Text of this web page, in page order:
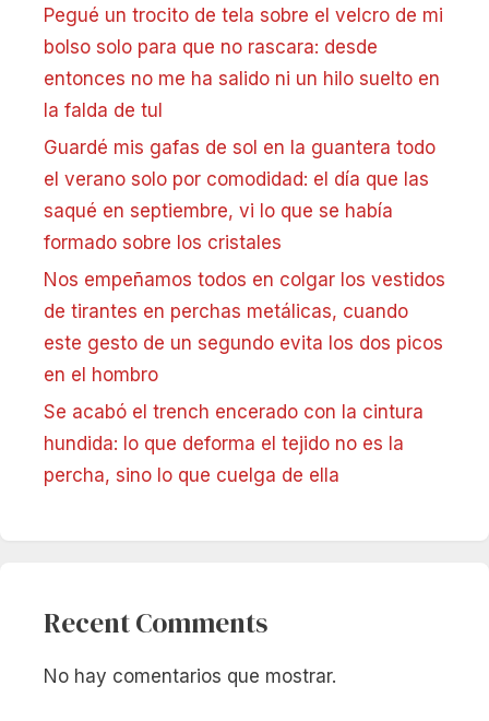
Pegué un trocito de tela sobre el velcro de mi
bolso solo para que no rascara: desde
entonces no me ha salido ni un hilo suelto en
la falda de tul
Guardé mis gafas de sol en la guantera todo
el verano solo por comodidad: el día que las
saqué en septiembre, vi lo que se había
formado sobre los cristales
Nos empeñamos todos en colgar los vestidos
de tirantes en perchas metálicas, cuando
este gesto de un segundo evita los dos picos
en el hombro
Se acabó el trench encerado con la cintura
hundida: lo que deforma el tejido no es la
percha, sino lo que cuelga de ella
Recent Comments
No hay comentarios que mostrar.